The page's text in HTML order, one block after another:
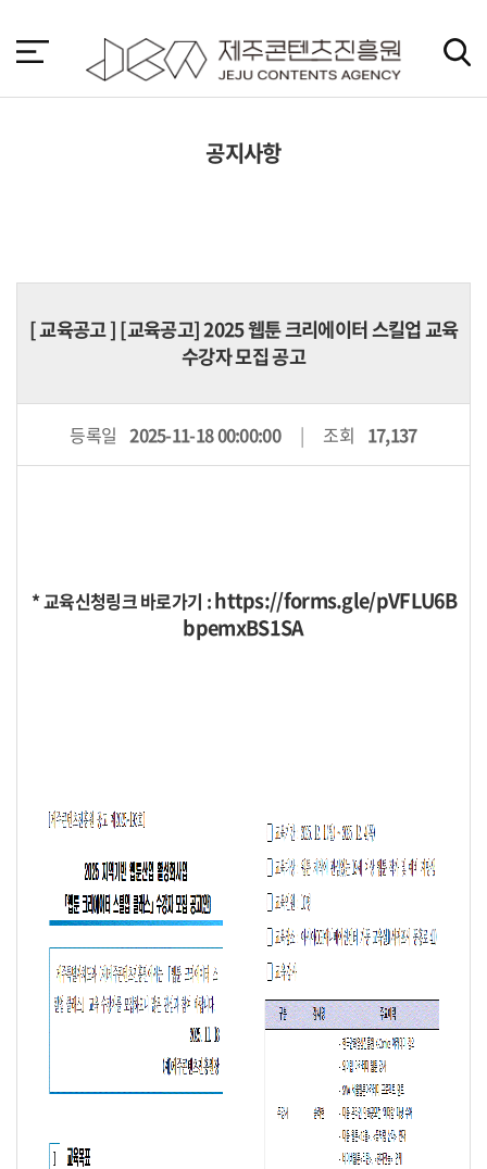
바
가
공지사항
[교육공고] [교육공고] 2025 웹툰 크리에이터 스킬업 교육
수강자 모집 공고
등록일 2025-11-18 00:00:00 조회 17,137
* 교육신청링크 바로가기 :https://forms.gle/pVFLU6B
bpemxBS1SA